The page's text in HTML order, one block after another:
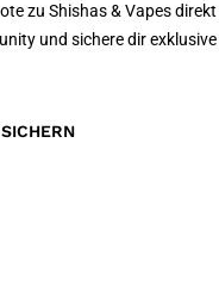
zu Shishas & Vapes direkt
und sichere dir exklusive